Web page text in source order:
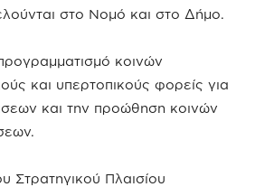
στο Νομό και στο Δήμο.
κοινών
και υπερτοπικούς φορείς για
και την προώθηση κοινών
Στρατηγικού Πλαισίου